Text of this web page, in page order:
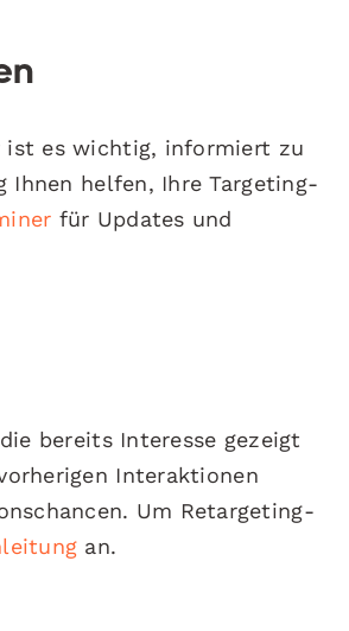
ist es wichtig, informiert zu
Ihnen helfen, Ihre Targeting-
für Updates und
bereits Interesse gezeigt
Interaktionen
Um Retargeting-
an.